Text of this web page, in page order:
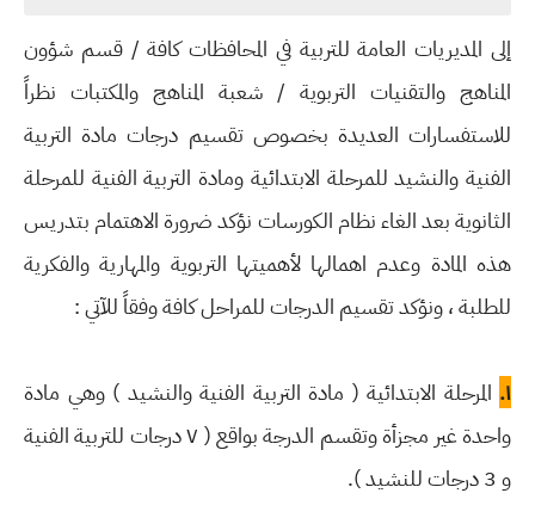
إلى المديريات العامة للتربية في المحافظات كافة / قسم شؤون
المناهج والتقنيات التربوية / شعبة المناهج والمكتبات نظراً
للاستفسارات العديدة بخصوص تقسيم درجات مادة التربية
الفنية والنشيد للمرحلة الابتدائية ومادة التربية الفنية للمرحلة
الثانوية بعد الغاء نظام الكورسات نؤكد ضرورة الاهتمام بتدريس
هذه المادة وعدم اهمالها لأهميتها التربوية والمهارية والفكرية
للطلبة ، ونؤكد تقسيم الدرجات للمراحل كافة وفقاً للآتي :
١. المرحلة الابتدائية ( مادة التربية الفنية والنشيد ) وهي مادة
واحدة غير مجزأة وتقسم الدرجة بواقع ( ۷ درجات للتربية الفنية
و 3 درجات للنشيد ).